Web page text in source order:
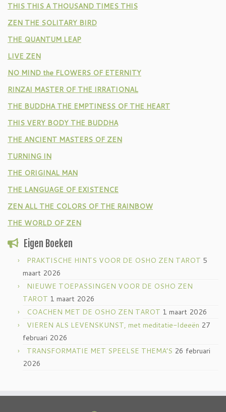
THIS THIS A THOUSAND TIMES THIS
ZEN THE SOLITARY BIRD
THE QUANTUM LEAP
LIVE ZEN
NO MIND the FLOWERS OF ETERNITY
RINZAI MASTER OF THE IRRATIONAL
THE BUDDHA THE EMPTINESS OF THE HEART
THIS VERY BODY THE BUDDHA
THE ANCIENT MASTERS OF ZEN
TURNING IN
THE ORIGINAL MAN
THE LANGUAGE OF EXISTENCE
ZEN ALL THE COLORS OF THE RAINBOW
THE WORLD OF ZEN
Eigen Boeken
PRAKTISCHE HINTS VOOR DE OSHO ZEN TAROT 5
maart 2026
NIEUWE TOEPASSINGEN VOOR DE OSHO ZEN
TAROT 1 maart 2026
COACHEN MET DE OSHO ZEN TAROT 1 maart 2026
VIEREN ALS LEVENSKUNST, met meditatie-Ideeën 27
februari 2026
TRANSFORMATIE MET SPEELSE THEMA’S 26 februari
2026